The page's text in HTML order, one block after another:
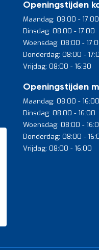
Openingstijden
Maandag: 08:00 - 17:00
Dinsdag: 08:00 - 17:00
Woensdag: 08:00 -
Donderdag: 08:00 -
Vrijdag: 08:00 - 16:30
Openingstijden
Maandag: 08:00 - 16:00
Dinsdag: 08:00 - 16:00
Woensdag: 08:00 -
Donderdag: 08:00 -
Vrijdag: 08:00 - 16:00